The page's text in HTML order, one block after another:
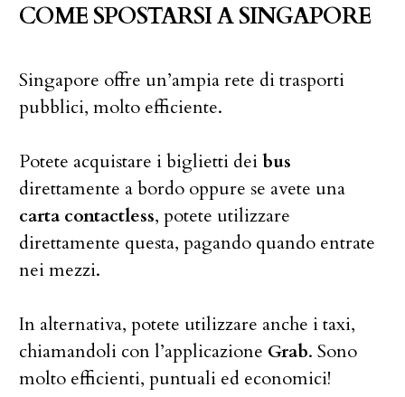
COME SPOSTARSI A SINGAPORE
Singapore offre un’ampia rete di trasporti
pubblici, molto efficiente.
Potete acquistare i biglietti deibus
direttamente a bordo oppure se avete una
carta contactless, potete utilizzare
direttamente questa, pagando quando entrate
nei mezzi.
In alternativa, potete utilizzare anche i taxi,
chiamandoli con l’applicazione Grab. Sono
molto efficienti, puntuali ed economici!